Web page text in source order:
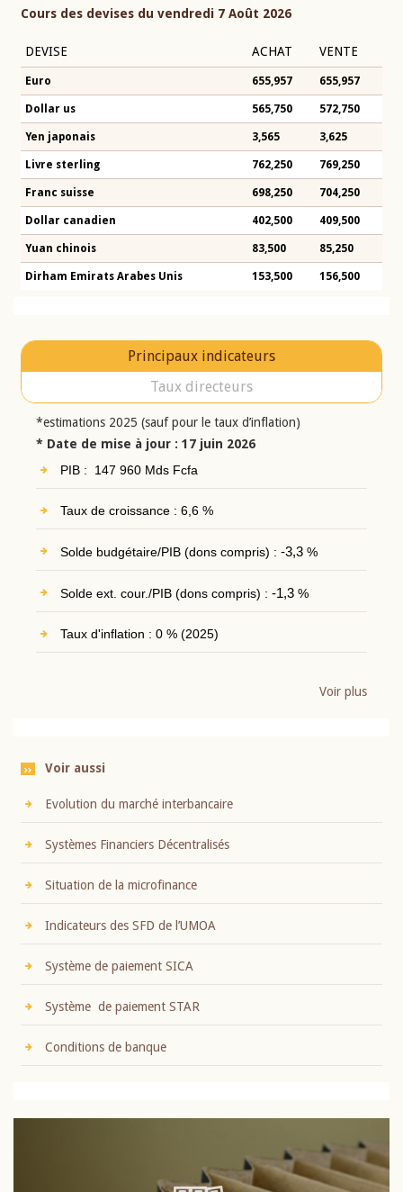
Cours des devises du vendredi 7 Août 2026
DEVISE ACHAT VENTE
Euro 655,957 655,957
Dollar us 565,750 572,750
Yen japonais 3,565 3,625
Livre sterling 762,250 769,250
Franc suisse 698,250 704,250
Dollar canadien 402,500 409,500
Yuan chinois 83,500 85,250
Dirham Emirats Arabes Unis 153,500 156,500
Principaux indicateurs
Taux directeurs
*estimations 2025 (sauf pour le taux d’inflation)
* Date de mise à jour : 17 juin 2026
PIB : 147 960 Mds Fcfa
Taux de croissance : 6,6 %
Solde budgétaire/PIB (dons compris) : -3,3%
Solde ext. cour./PIB (dons compris) : -1,3%
Taux d'inflation : 0 % (2025)
Voir plus
Voir aussi
Evolution du marché interbancaire
Systèmes Financiers Décentralisés
Situation de la microfinance
Indicateurs des SFD de l’UMOA
Système de paiement SICA
Système de paiement STAR
Conditions de banque